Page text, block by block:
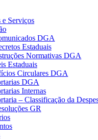
e Serviços
DGA
Estaduais
Normativas DGA
Estaduais
Circulares DGA
DGA
Internas
– Classificação da
GR